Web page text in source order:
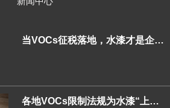
当VOCs征税落地，水漆才是企业绿色转型
各地VOCs限制法规为水漆“上位”铺路，